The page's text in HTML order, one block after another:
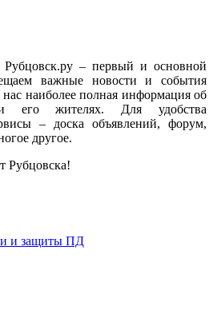
– первый и основной
важные новости и события
наиболее полная информация об
его жителях. Для удобства
– доска объявлений, форум,
другое.
Рубцовска!
и защиты ПД